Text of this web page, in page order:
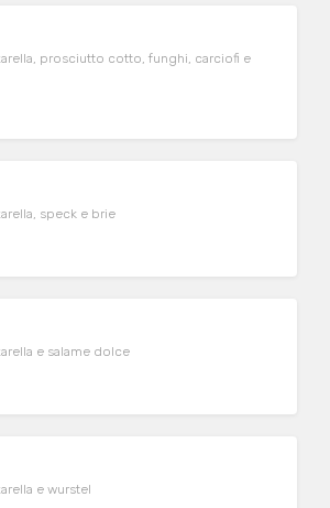
prosciutto cotto, funghi, carciofi e
speck e brie
e salame dolce
e wurstel